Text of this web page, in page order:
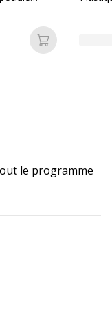
Ajouter au
le programme